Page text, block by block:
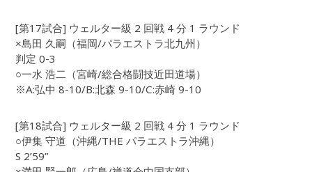
[第17試合] ウェルター級 2 回戦 4 分 1 ラウンド
×島田 久嗣（福岡/パラエストラ北九州）
判定 0-3
○一水 浩二（宮崎/総合格闘技近田道場）
※A:弘中 8-10/B:北森 9-10/C:赤崎 9-10
[第18試合] ウェルター級 2 回戦 4 分 1 ラウンド
○伊集 守道（沖縄/THE パラエストラ沖縄）
S 2’59”